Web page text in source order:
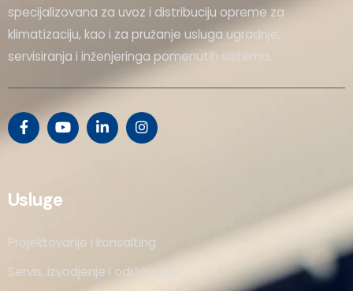
specijalizovana za uvoz i distribuciju opreme za
klimatizaciju, kao i za pružanje usluga ugradnje,
servisiranja i inženjeringa pomenutih sistema.
Usluge
Projektovanje i konsalting
Servis, izvodjenje i održavanje